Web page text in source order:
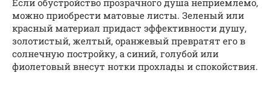
можно приобрести матовые листы. Зеленый или
красный материал придаст эффективности душу,
золотистый, желтый, оранжевый превратят его в
солнечную постройку, а синий, голубой или
фиолетовый внесут нотки прохлады и спокойствия.